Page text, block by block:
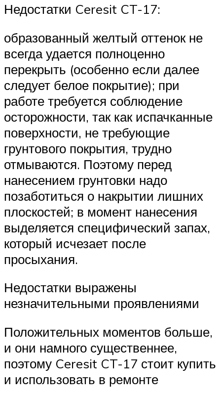
Недостатки Ceresit CT-17:
образованный желтый оттенок не
всегда удается полноценно
перекрыть (особенно если далее
следует белое покрытие); при
работе требуется соблюдение
осторожности, так как испачканные
поверхности, не требующие
грунтового покрытия, трудно
отмываются. Поэтому перед
нанесением грунтовки надо
позаботиться о накрытии лишних
плоскостей; в момент нанесения
выделяется специфический запах,
который исчезает после
просыхания.
Недостатки выражены
незначительными проявлениями
Положительных моментов больше,
и они намного существеннее,
поэтому Ceresit CT-17 стоит купить
и использовать в ремонте